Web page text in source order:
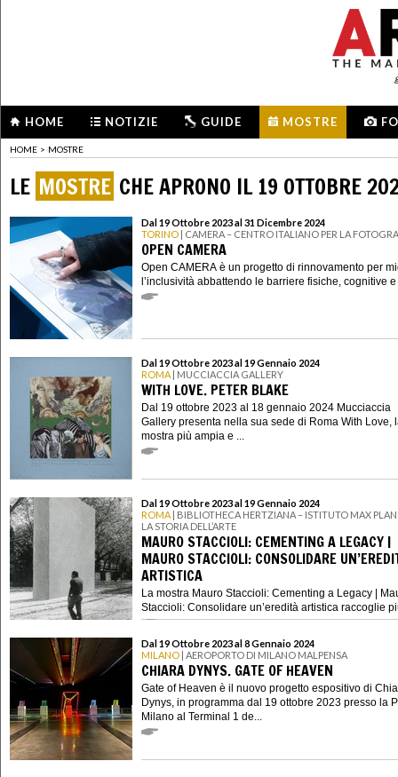
HOME NOTIZIE GUIDE MOSTRE
HOME > MOSTRE
LE MOSTRE CHE APRONO IL 19 OTTOBRE
Dal 19 Ottobre 2023 al 31 Dicembre 2024
TORINO | CAMERA – CENTRO ITALIANO PER LA
OPEN CAMERA
Open CAMERA è un progetto di rinnovamento per
l’inclusività abbattendo le barriere fisiche, cognitive
Dal 19 Ottobre 2023 al 19 Gennaio 2024
ROMA | MUCCIACCIA GALLERY
WITH LOVE. PETER BLAKE
Dal 19 ottobre 2023 al 18 gennaio 2024 Mucciaccia
Gallery presenta nella sua sede di Roma With Love,
mostra più ampia e ...
Dal 19 Ottobre 2023 al 19 Gennaio 2024
ROMA | BIBLIOTHECA HERTZIANA – ISTITUTO MAX
LA STORIA DELL’ARTE
MAURO STACCIOLI: CEMENTING A LEGACY |
MAURO STACCIOLI: CONSOLIDARE
ARTISTICA
La mostra Mauro Staccioli: Cementing a Legacy |
Staccioli: Consolidare un’eredità artistica raccoglie
Dal 19 Ottobre 2023 al 8 Gennaio 2024
MILANO | AEROPORTO DI MILANO MALPENSA
CHIARA DYNYS. GATE OF HEAVEN
Gate of Heaven è il nuovo progetto espositivo di
Dynys, in programma dal 19 ottobre 2023 presso la
Milano al Terminal 1 de...